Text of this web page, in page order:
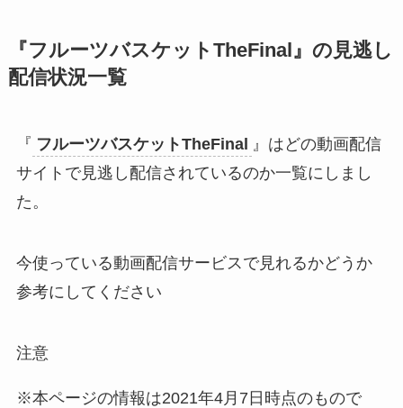
『フルーツバスケットTheFinal 』の見逃し
配信状況一覧
『 フルーツバスケットTheFinal 』はどの動画配信
サイトで見逃し配信されているのか一覧にしまし
た。
今使っている動画配信サービスで見れるかどうか
参考にしてください
注意
※本ページの情報は2021年4月7日時点のもので